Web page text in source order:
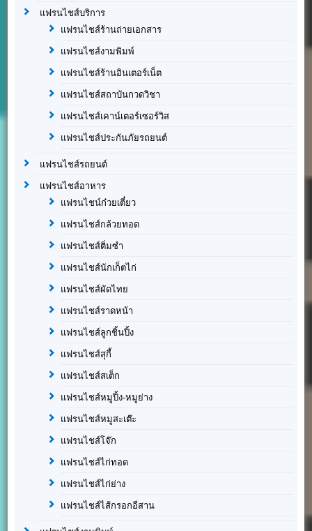
แฟรนไชส์บริการ
แฟรนไชส์ร้านถ่ายเอกสาร
แฟรนไชส์งามพิมพ์
แฟรนไชส์ร้านอินเตอร์เน็ต
แฟรนไชส์สถาบันกวดวิชา
แฟรนไชส์เคาน์เตอร์เซอร์วิส
แฟรนไชส์ประกันภัยรถยนต์
แฟรนไชส์รถยนต์
แฟรนไชส์อาหาร
แฟรนไชน์ก๋วยเตี๋ยว
แฟรนไชส์กล้วยทอด
แฟรนไชส์ติ่มซำ
แฟรนไชส์นักเก็ตไก่
แฟรนไชส์ผัดไทย
แฟรนไชส์ราดหน้า
แฟรนไชส์ลูกชิ้นปิ้ง
แฟรนไชส์สุกี้
แฟรนไชส์สเต็ก
แฟรนไชส์หมูปิ้ง-หมูย่าง
แฟรนไชส์หมูสะเต๊ะ
แฟรนไชส์โจ๊ก
แฟรนไชส์ไก่ทอด
แฟรนไชส์ไก่ย่าง
แฟรนไชส์ไส้กรอกอีสาน